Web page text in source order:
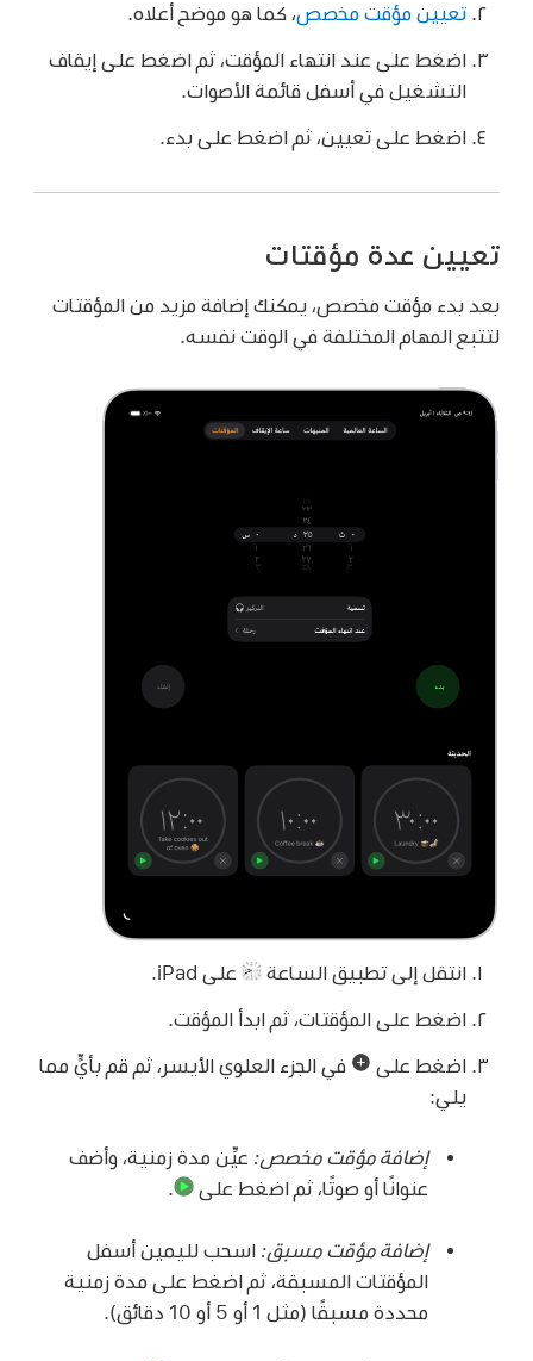
تعيين مؤقت مخصص، كما هو موضح أعلاه.
اضغط على عند انتهاء المؤقت، ثم اضغط على إيقاف
التشغيل في أسفل قائمة الأصوات.
اضغط على تعيين، ثم اضغط على بدء.
تعيين عدة مؤقتات
بعد بدء مؤقت مخصص، يمكنك إضافة مزيد من المؤقتات
لتتبع المهام المختلفة في الوقت نفسه.
انتقل إلى تطبيق الساعة على iPad.
اضغط على المؤقتات، ثم ابدأ المؤقت.
اضغط على
في الجزء العلوي الأيسر، ثم قم بأيٍّ مما
يلي:
إضافة مؤقت مخصص: عيِّن مدة زمنية، وأضف
عنوانًا أو صوتًا، ثم اضغط على
إضافة مؤقت مسبق:اسحب لليمين أسفل
المؤقتات المسبقة، ثم اضغط على مدة زمنية
محددة مسبقًا (مثل 1 أو 5 أو 10 دقائق).